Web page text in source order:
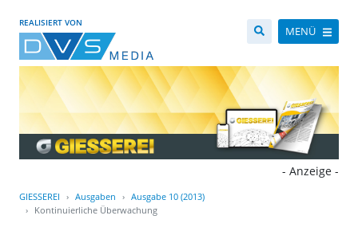
REALISIERT VON
MENÜ
- Anzeige -
GIESSEREI Ausgaben
Ausgabe 10 (2013)
Kontinuierliche Überwachung